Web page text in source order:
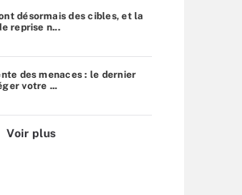
désormais des cibles, et la
reprise n...
des menaces : le dernier
votre ...
Voir plus